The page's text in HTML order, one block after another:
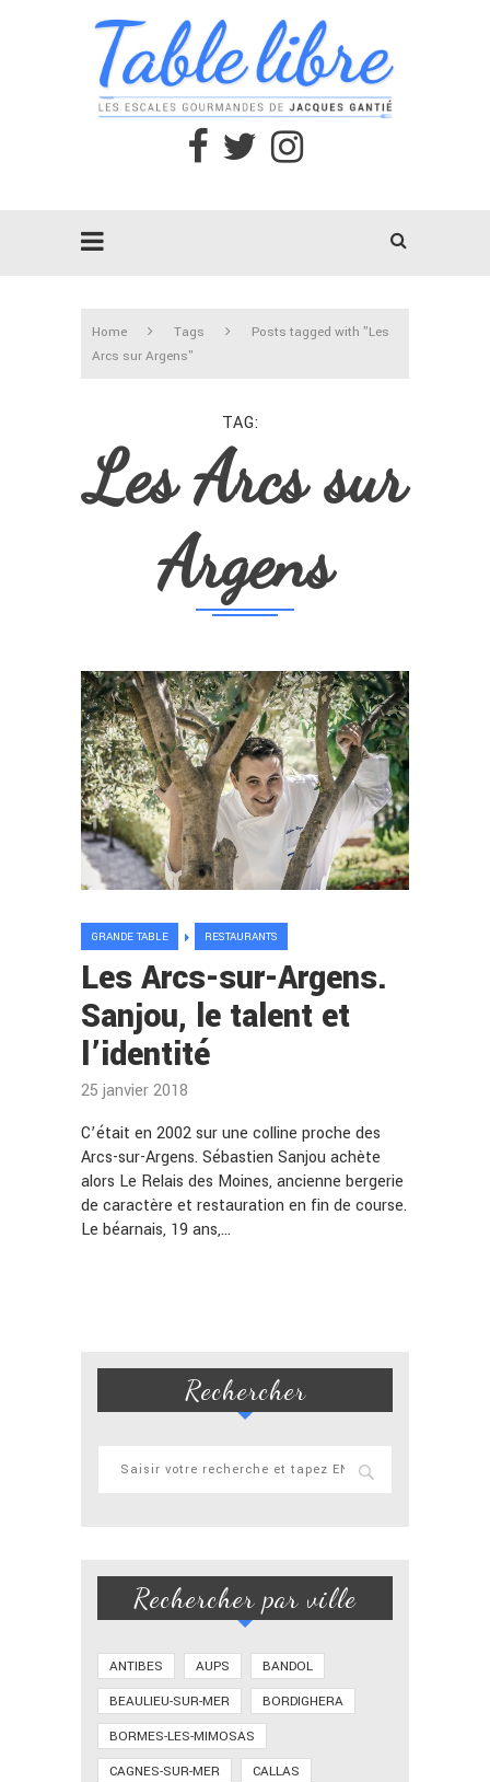
Home Tags
Posts tagged with "Les
Arcs sur Argens"
TAG
Les Arcs sur
Argens
GRANDE TABLE RESTAURANTS
Les Arcs-sur-Argens.
Sanjou, le talent et
l’identité
25 janvier 2018
C’était en 2002 sur une colline proche des
Arcs-sur-Argens. Sébastien Sanjou achète
alors Le Relais des Moines, ancienne bergerie
de caractère et restauration en fin de course.
Le béarnais, 19 ans,…
Rechercher
Rechercher par ville
ANTIBES AUPS
BANDOL
BEAULIEU-SUR-MER
BORDIGHERA
BORMES-LES-MIMOSAS
CAGNES-SUR-MER
CALLAS